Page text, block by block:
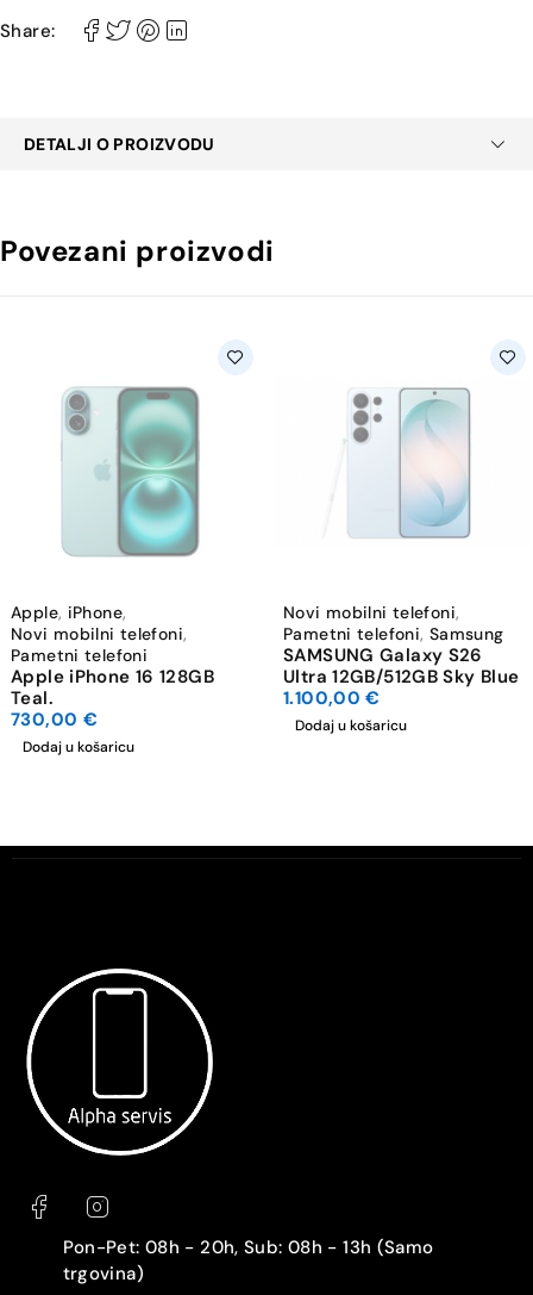
Share:
DETALJI O PROIZVODU
Povezani proizvodi
Apple, iPhone,
Novi mobilni telefoni,
Pametni telefoni
Apple iPhone 16 128GB
Teal.
730,00 €
Dodaj u košaricu
Novi mobilni telefoni,
Pametni telefoni, Samsung
SAMSUNG Galaxy S26
Ultra 12GB/512GB Sky Blue
1.100,00€
Dodaj u košaricu
Pon-Pet: 08h - 20h, Sub: 08h - 13h (Samo
trgovina)